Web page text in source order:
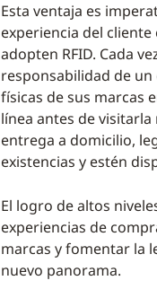
Esta ventaja es
experiencia del
adopten RFID. Cada
responsabilidad de
físicas de sus marcas
línea antes de
entrega a domicilio,
existencias y estén
El logro de altos
experiencias de
marcas y fomentar la
nuevo panorama.